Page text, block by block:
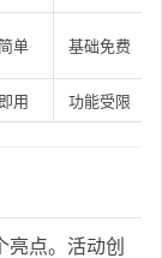
单 基础免费
用 功能受限
亮点。活动创